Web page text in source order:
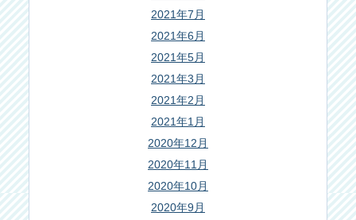
2021年7月
2021年6月
2021年5月
2021年3月
2021年2月
2021年1月
2020年12月
2020年11月
2020年10月
2020年9月